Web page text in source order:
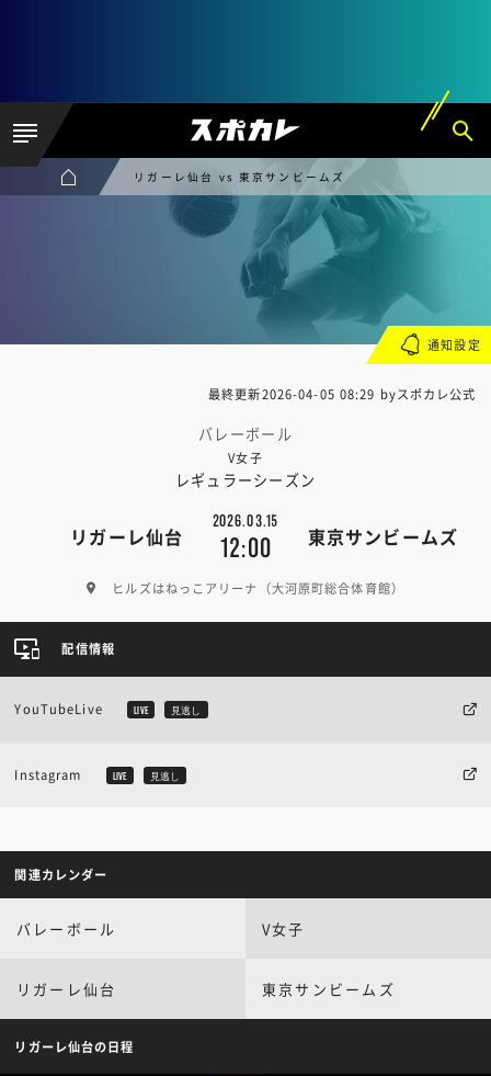
リガーレ仙台 vs 東京サンビームズ
最終更新2026-04-05 08:29 byスポカレ公式
バレーボール
V女子
レギュラーシーズン
リガーレ仙台
2026.03.15
12:00 東京サンビームズ
ヒルズはねっこアリーナ（大河原町総合体育館）
通知設定
配信情報
YouTubeLive LIVE 見逃し
Instagram LIVE 見逃し
関連カレンダー
バレーボール V女子
リガーレ仙台 東京サンビームズ
リガーレ仙台の日程